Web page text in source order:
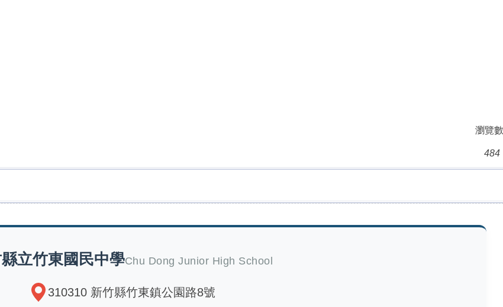
瀏覽
484
立竹東國民中學Chu Dong Junior High School
310310 新竹縣竹東鎮公園路8號